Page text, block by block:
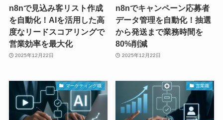
n8nで見込み客リスト作成
を自動化！AIを活用した高
度なリードスコアリングで
営業効率を最大化
2025年12月22日
n8nでキャンペーン応募者
データ管理を自動化！抽選
から発送まで業務時間を
80%削減
2025年12月22日
マーケティング職 営業職